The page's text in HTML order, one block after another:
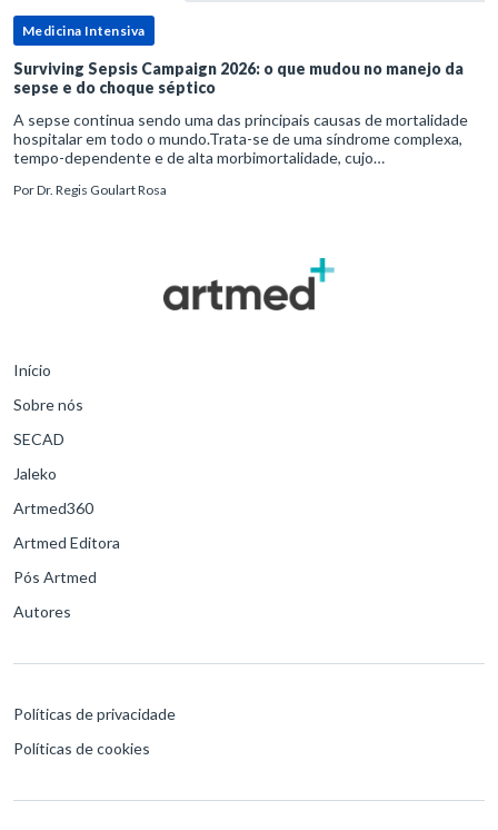
Medicina Intensiva
Surviving Sepsis Campaign 2026: o que mudou no manejo da
sepse e do choque séptico
A sepse continua sendo uma das principais causas de mortalidade
hospitalar em todo o mundo.Trata-se de uma síndrome complexa,
tempo-dependente e de alta morbimortalidade, cujo
para o desfe
PorDr. Regis Goulart Rosa
Início
Sobre nós
SECAD
Jaleko
Artmed360
Artmed Editora
Pós Artmed
Autores
Políticas de privacidade
Políticas de cookies